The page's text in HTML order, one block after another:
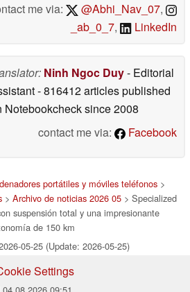
me via:
@Abhi_Nav_07,
_ab_0_7, LinkedIn
Ninh Ngoc Duy- Editorial
- 816412 articles published
Notebookchecksince 2008
contact me via:
Facebook
portátiles y móviles teléfonos >
> Archivo de noticias 2026 05> Specialized
suspensión total y una impresionante
de 150 km
05-25 (Update: 2026-05-25)
Settings